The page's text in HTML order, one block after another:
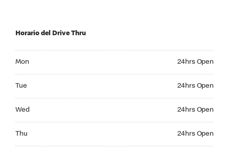
Horario del Drive Thru
Mon 24hrs Open
Tue 24hrs Open
Wed 24hrs Open
Thu 24hrs Open